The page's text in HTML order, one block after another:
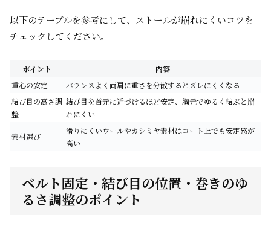
以下のテーブルを参考にして、ストールが崩れにくいコツを
チェックしてください。
ポイント
内容
重心の安定
バランスよく両肩に重さを分散するとズレにくくなる
結び目の高さ調
整
結び目を首元に近づけるほど安定、胸元でゆるく結ぶと崩
れにくい
素材選び
滑りにくいウールやカシミヤ素材はコート上でも安定感が
高い
ベルト固定・結び目の位置・巻きのゆ
るさ調整のポイント